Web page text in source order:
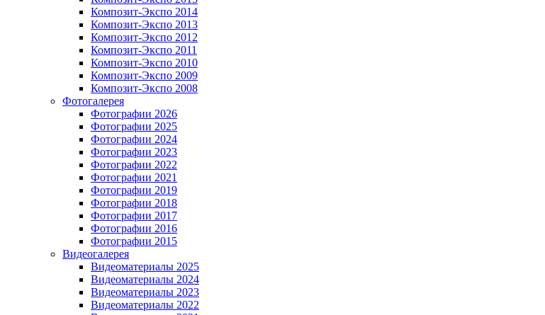
Композит-Экспо 2014
Композит-Экспо 2013
Композит-Экспо 2012
Композит-Экспо 2011
Композит-Экспо 2010
Композит-Экспо 2009
Композит-Экспо 2008
Фотогалерея
Фотографии 2026
Фотографии 2025
Фотографии 2024
Фотографии 2023
Фотографии 2022
Фотографии 2021
Фотографии 2019
Фотографии 2018
Фотографии 2017
Фотографии 2016
Фотографии 2015
Видеогалерея
Видеоматериалы 2025
Видеоматериалы 2024
Видеоматериалы 2023
Видеоматериалы 2022